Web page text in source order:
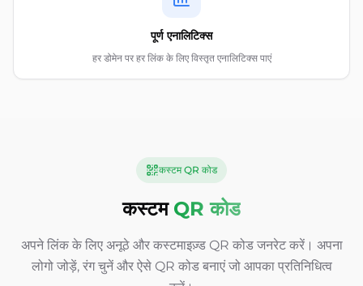
पूर्ण एनालिटिक्स
हर डोमेन पर हर लिंक के लिए विस्तृत एनालिटिक्स पाएं
कस्टम QR कोड
कस्टम QR कोड
अपने लिंक के लिए अनूठे और कस्टमाइज़्ड QR कोड जनरेट करें। अपना
लोगो जोड़ें, रंग चुनें और ऐसे QR कोड बनाएं जो आपका प्रतिनिधित्व